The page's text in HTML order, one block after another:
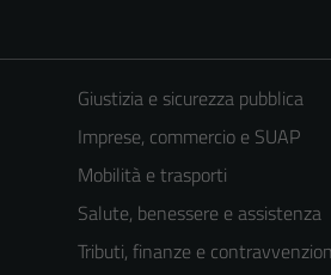
Giustizia e sicurezza pubblica
Imprese, commercio e SUAP
Mobilità e trasporti
Salute, benessere e assistenza
Tributi, finanze e